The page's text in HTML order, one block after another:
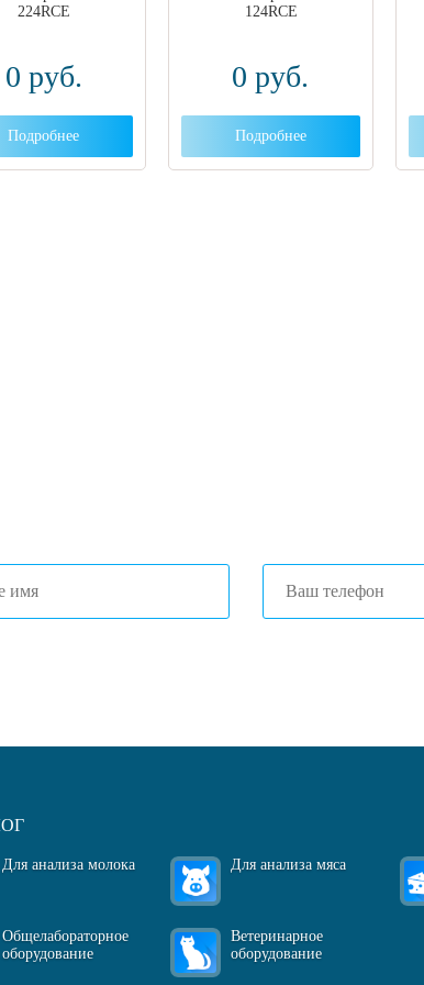
224RCE
0 руб.
Подробнее
124RCE
0руб.
Подробнее
Для анализа молока Для анализа мяса
Общелабораторное
оборудование
Ветеринарное
оборудование